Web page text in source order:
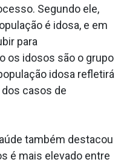
Segundo ele,
é idosa, e em
para
os idosos são o grupo
idosa refletirá
casos de
também destacou
é mais elevado entre